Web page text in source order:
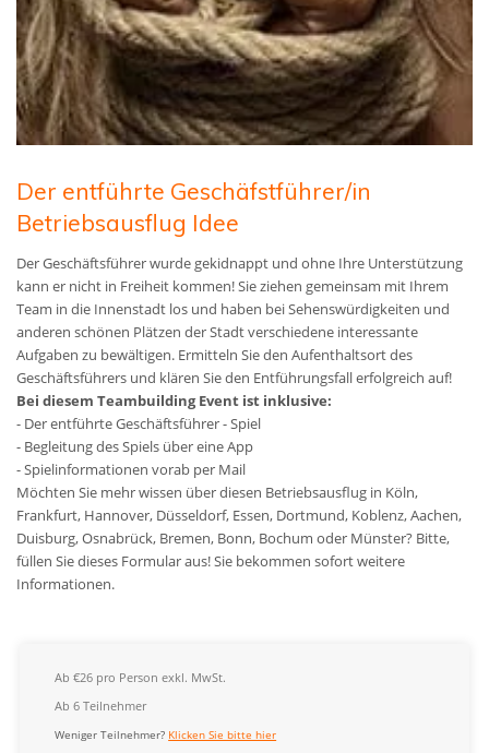
Der entführte Geschäfstführer/in
Betriebsausflug Idee
Der Geschäftsführer wurde gekidnappt und ohne Ihre Unterstützung
kann er nicht in Freiheit kommen! Sie ziehen gemeinsam mit Ihrem
Team in die Innenstadt los und haben bei Sehenswürdigkeiten und
anderen schönen Plätzen der Stadt verschiedene interessante
Aufgaben zu bewältigen. Ermitteln Sie den Aufenthaltsort des
Geschäftsführers und klären Sie den Entführungsfall erfolgreich auf!
Bei diesem Teambuilding Event ist inklusive:
- Der entführte Geschäftsführer - Spiel
- Begleitung des Spiels über eine App
- Spielinformationen vorab per Mail
Möchten Sie mehr wissen über diesen Betriebsausflug in Köln,
Frankfurt, Hannover, Düsseldorf, Essen, Dortmund, Koblenz, Aachen,
Duisburg, Osnabrück, Bremen, Bonn, Bochum oder Münster? Bitte,
füllen Sie dieses Formular aus! Sie bekommen sofort weitere
Informationen.
Ab €26 pro Person exkl. MwSt.
Ab 6 Teilnehmer
Weniger Teilnehmer? Klicken Sie bitte hier